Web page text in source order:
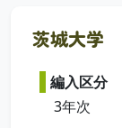
茨城大学
編入区分
3年次